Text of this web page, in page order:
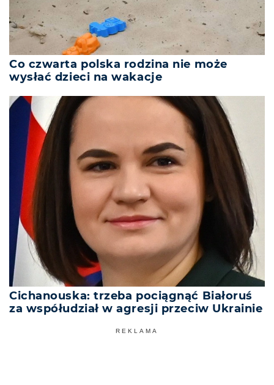
Co czwarta polska rodzina nie może
wysłać dzieci na wakacje
Cichanouska: trzeba pociągnąć Białoruś
za współudział w agresji przeciw Ukrainie
REKLAMA